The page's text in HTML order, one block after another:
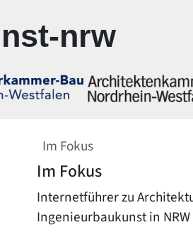
nrw
Im Fokus
Im Fokus
Internetführer zu
Ingenieurbaukunst in NRW